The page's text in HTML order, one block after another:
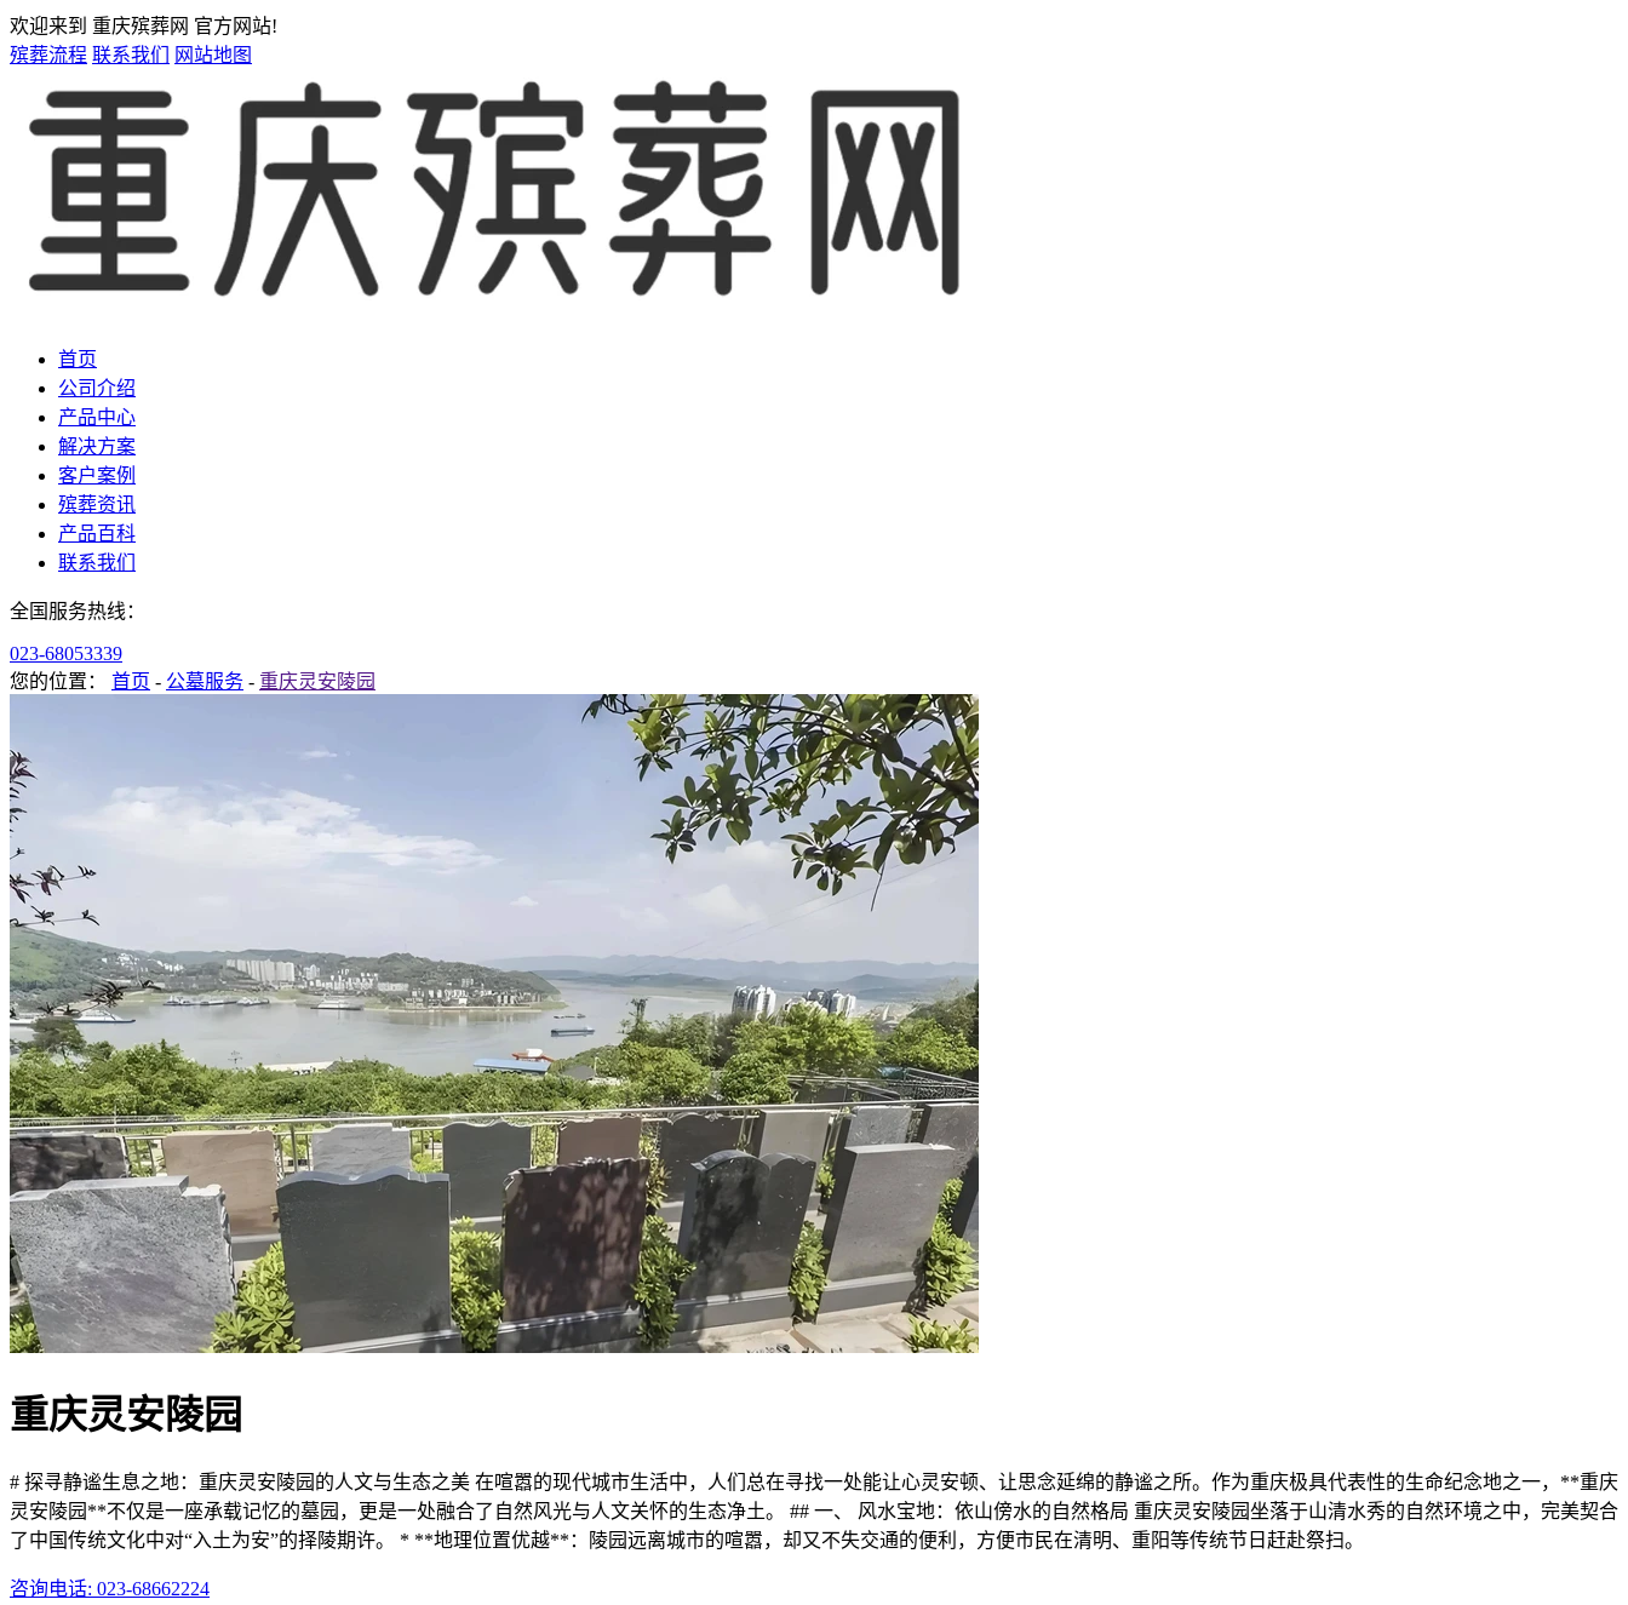
欢迎来到 重庆殡葬网 官方网站!
殡葬流程 联系我们 网站地图
首页
公司介绍
产品中心
解决方案
客户案例
殡葬资讯
产品百科
联系我们
全国服务热线：
023-68053339
您的位置：
首页 - 公墓服务 - 重庆灵安陵园
重庆灵安陵园
# 探寻静谧生息之地：重庆灵安陵园的人文与生态之美 在喧嚣的现代城市生活中，人们总在寻找一处能让心灵安顿、让思念延绵的静谧之所。作为重庆极具代表性的生命纪念地之一，**重庆
灵安陵园**不仅是一座承载记忆的墓园，更是一处融合了自然风光与人文关怀的生态净土。 ## 一、 风水宝地：依山傍水的自然格局 重庆灵安陵园坐落于山清水秀的自然环境之中，完美契合
了中国传统文化中对“入土为安”的择陵期许。 * **地理位置优越**：陵园远离城市的喧嚣，却又不失交通的便利，方便市民在清明、重阳等传统节日赶赴祭扫。
咨询电话: 023-68662224